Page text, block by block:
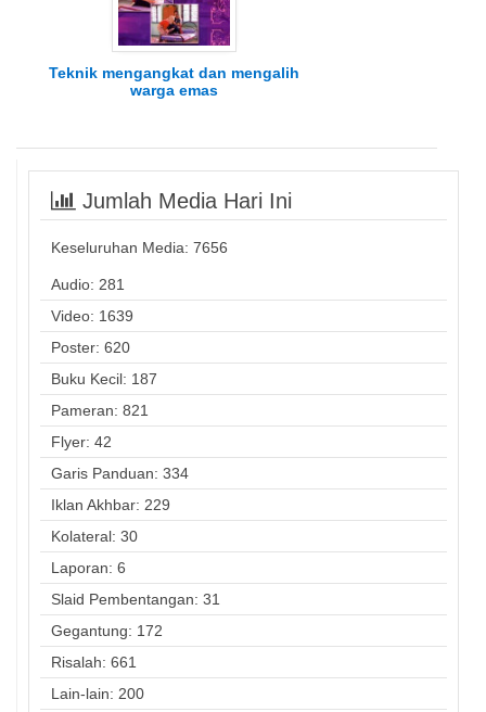
Teknik mengangkat dan mengalih
warga emas
Jumlah Media Hari Ini
Keseluruhan Media: 7656
Audio: 281
Video: 1639
Poster: 620
Buku Kecil: 187
Pameran: 821
Flyer: 42
Garis Panduan: 334
Iklan Akhbar: 229
Kolateral: 30
Laporan: 6
Slaid Pembentangan: 31
Gegantung: 172
Risalah: 661
Lain-lain: 200